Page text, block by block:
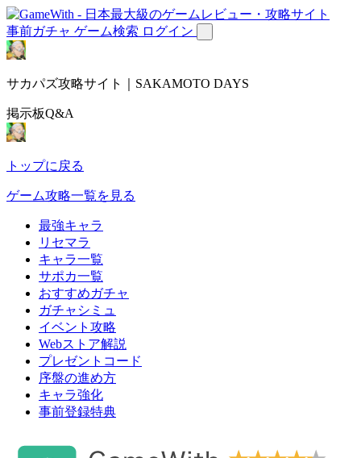
事前ガチャ ゲーム検索 ログイン
サカパズ攻略サイト｜SAKAMOTO DAYS
掲示板Q&A
トップに戻る
ゲーム攻略一覧を見る
最強キャラ
リセマラ
キャラ一覧
サポカ一覧
おすすめガチャ
ガチャシミュ
イベント攻略
Webストア解説
プレゼントコード
序盤の進め方
キャラ強化
事前登録特典